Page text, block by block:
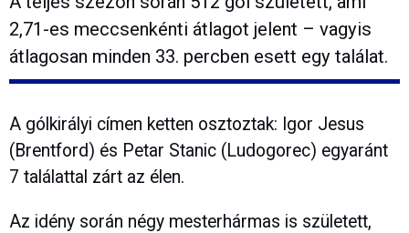
2,71-es meccsenkénti átlagot jelent – vagyis
átlagosan minden 33. percben esett egy találat.
A gólkirályi címen ketten osztoztak: Igor Jesus
(Brentford) és Petar Stanic (Ludogorec) egyaránt
7 találattal zárt az élen.
Az idény során négy mesterhármas is született,